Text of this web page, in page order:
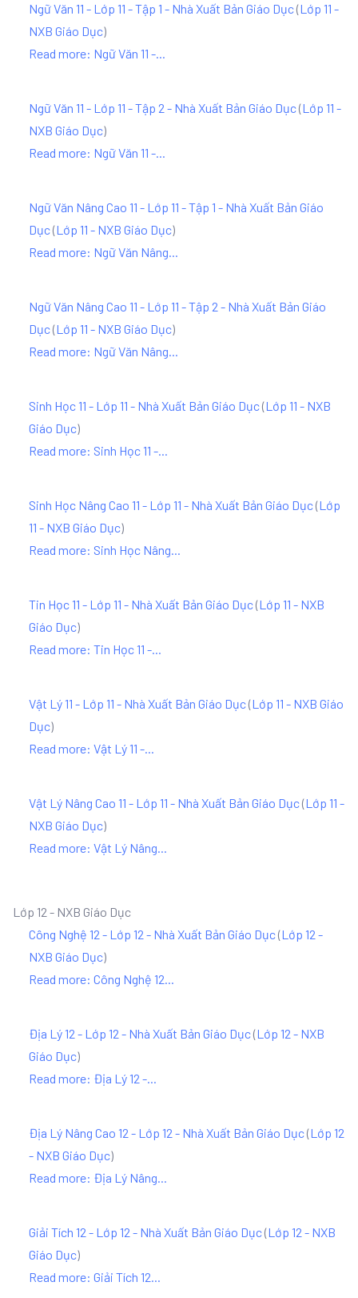
Ngữ Văn 11 - Lớp 11 - Tập 1 - Nhà Xuất Bản Giáo Dục(Lớp 11 -
NXB Giáo Dục)
Read more: Ngữ Văn 11 -...
Ngữ Văn 11 - Lớp 11 - Tập 2 - Nhà Xuất Bản Giáo Dục(Lớp 11 -
NXB Giáo Dục)
Read more: Ngữ Văn 11 -...
Ngữ Văn Nâng Cao 11 - Lớp 11 - Tập 1 - Nhà Xuất Bản Giáo
Dục(Lớp 11 - NXB Giáo Dục)
Read more: Ngữ Văn Nâng...
Ngữ Văn Nâng Cao 11 - Lớp 11 - Tập 2 - Nhà Xuất Bản Giáo
Dục(Lớp 11 - NXB Giáo Dục)
Read more: Ngữ Văn Nâng...
Sinh Học 11 - Lớp 11 - Nhà Xuất Bản Giáo Dục(Lớp 11 - NXB
Giáo Dục)
Read more: Sinh Học 11 -...
Sinh Học Nâng Cao 11 - Lớp 11 - Nhà Xuất Bản Giáo Dục(Lớp
11 - NXB Giáo Dục)
Read more: Sinh Học Nâng...
Tin Học 11 - Lớp 11 - Nhà Xuất Bản Giáo Dục(Lớp 11 - NXB
Giáo Dục)
Read more: Tin Học 11 -...
Vật Lý 11 - Lớp 11 - Nhà Xuất Bản Giáo Dục(Lớp 11 - NXB Giáo
Dục)
Read more: Vật Lý 11 -...
Vật Lý Nâng Cao 11 - Lớp 11 - Nhà Xuất Bản Giáo Dục(Lớp 11 -
NXB Giáo Dục)
Read more: Vật Lý Nâng...
Lớp 12 - NXB Giáo Dục
Công Nghệ 12 - Lớp 12 - Nhà Xuất Bản Giáo Dục(Lớp 12 -
NXB Giáo Dục)
Read more: Công Nghệ 12...
Địa Lý 12 - Lớp 12 - Nhà Xuất Bản Giáo Dục(Lớp 12 - NXB
Giáo Dục)
Read more: Địa Lý 12 -...
Địa Lý Nâng Cao 12 - Lớp 12 - Nhà Xuất Bản Giáo Dục(Lớp 12
- NXB Giáo Dục)
Read more: Địa Lý Nâng...
Giải Tích 12 - Lớp 12 - Nhà Xuất Bản Giáo Dục(Lớp 12 - NXB
Giáo Dục)
Read more: Giải Tích 12...